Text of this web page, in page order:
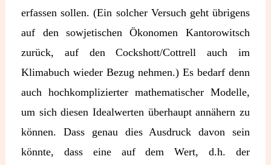
erfassen sollen. (Ein solcher Versuch geht übrigens
auf den sowjetischen Ökonomen Kantorowitsch
zurück, auf den Cockshott/Cottrell auch im
Klimabuch wieder Bezug nehmen.) Es bedarf denn
auch hochkomplizierter mathematischer Modelle,
um sich diesen Idealwerten überhaupt annähern zu
können. Dass genau dies Ausdruck davon sein
könnte, dass eine auf dem Wert, d.h. der